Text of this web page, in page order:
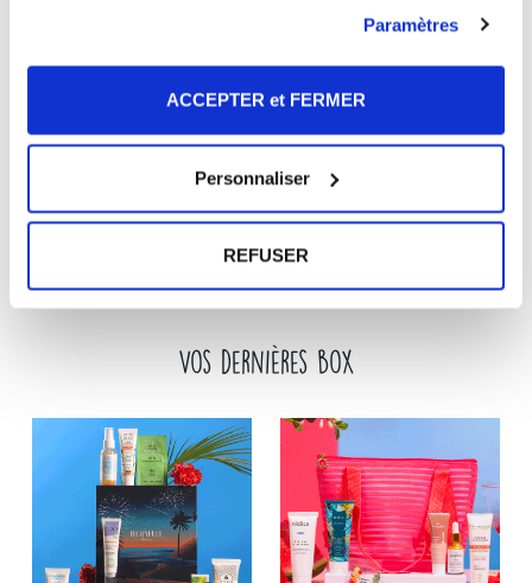
Paramètres
ACCEPTER et FERMER
Personnaliser
REFUSER
LAISSEZ UN AVIS
Vos dernières box